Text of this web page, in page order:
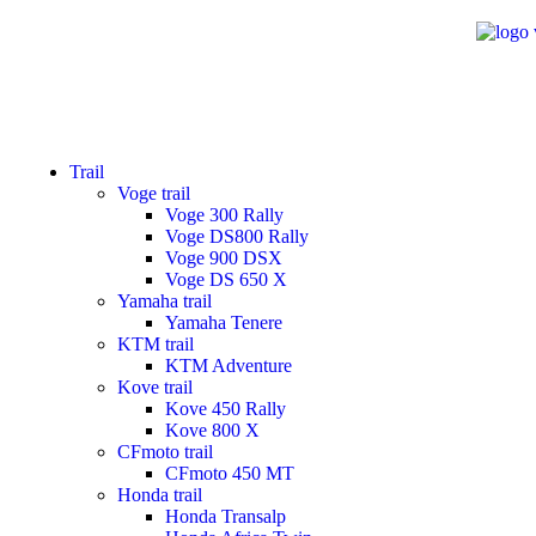
Trail
Voge trail
Voge 300 Rally
Voge DS800 Rally
Voge 900 DSX
Voge DS 650 X
Yamaha trail
Yamaha Tenere
KTM trail
KTM Adventure
Kove trail
Kove 450 Rally
Kove 800 X
CFmoto trail
CFmoto 450 MT
Honda trail
Honda Transalp